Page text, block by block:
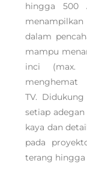
hingga 500
dalam
mampu
inci (max.
TV.
setiap
kaya dan
pada
terang hingga